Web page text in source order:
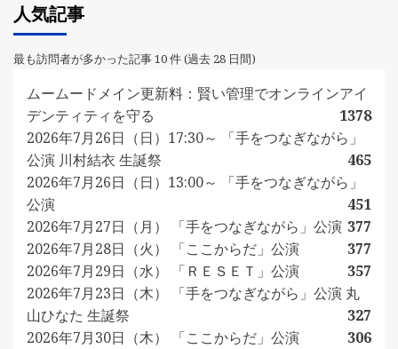
人気記事
最も訪問者が多かった記事 10 件 (過去 28 日間)
ムームードメイン更新料：賢い管理でオンラインアイ
デンティティを守る
1378
2026年7月26日（日）17:30～ 「手をつなぎながら」
公演 川村結衣 生誕祭
465
2026年7月26日（日）13:00～ 「手をつなぎながら」
公演
451
2026年7月27日（月） 「手をつなぎながら」公演 377
2026年7月28日（火） 「ここからだ」公演
377
2026年7月29日（水） 「ＲＥＳＥＴ」公演
357
2026年7月23日（木） 「手をつなぎながら」公演 丸
山ひなた 生誕祭
327
2026年7月30日（木） 「ここからだ」公演
306